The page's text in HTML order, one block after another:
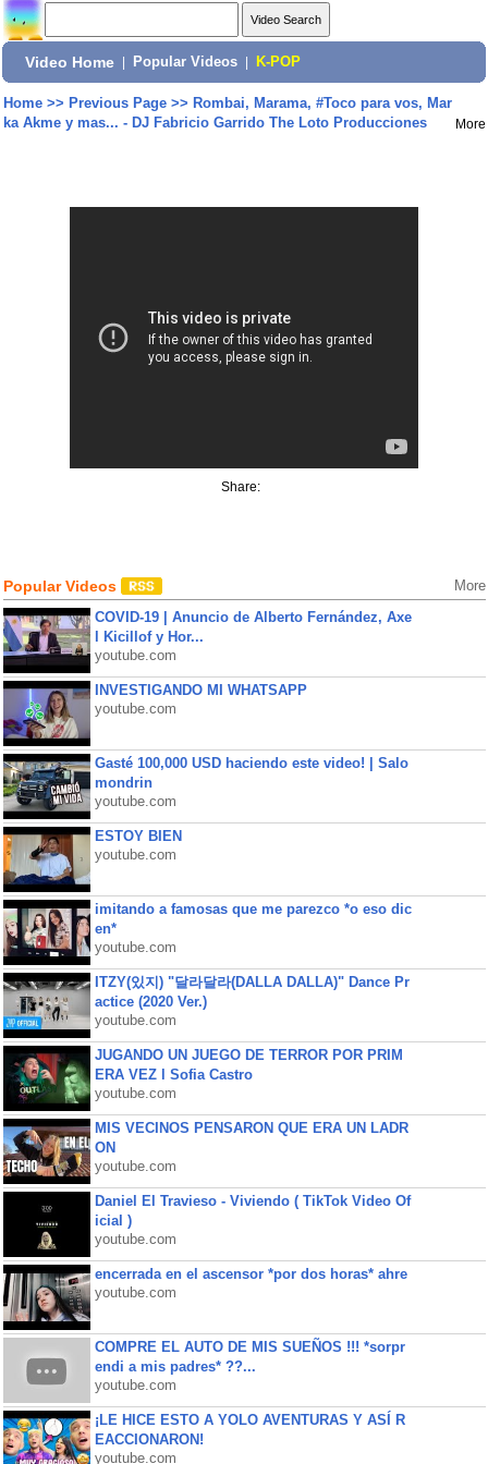
Video Home Popular Videos K-POP
Home>> Previous Page>> Rombai, Marama, #Toco para vos, Mar
ka Akme y mas... - DJ Fabricio Garrido The Loto Producciones
More
Share:
Popular Videos More
COVID-19 | Anuncio de Alberto Fernández, Axe
l Kicillof y Hor...
youtube.com
INVESTIGANDO MI WHATSAPP
youtube.com
Gasté 100,000 USD haciendo este video! | Salo
mondrin
youtube.com
ESTOY BIEN
youtube.com
imitando a famosas que me parezco *o eso dic
en*
youtube.com
ITZY(있지) "달라달라(DALLA DALLA)" Dance Pr
actice (2020 Ver.)
youtube.com
JUGANDO UN JUEGO DE TERROR POR PRIM
ERA VEZ l Sofia Castro
youtube.com
MIS VECINOS PENSARON QUE ERA UN LADR
ON
youtube.com
Daniel El Travieso - Viviendo ( TikTok Video Of
icial )
youtube.com
encerrada en el ascensor *por dos horas* ahre
youtube.com
COMPRE EL AUTO DE MIS SUEÑOS !!! *sorpr
endi a mis padres* ??...
youtube.com
¡LE HICE ESTO A YOLO AVENTURAS Y ASÍ R
EACCIONARON!
youtube.com